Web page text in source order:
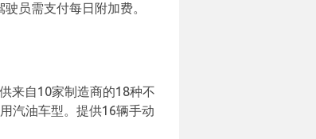
员需支付每日附加费。
来自10家制造商的18种不
汽油车型。提供16辆手动